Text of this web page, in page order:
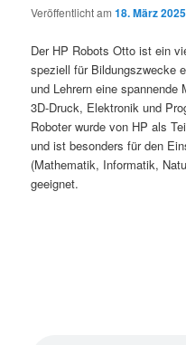
Veröffentlicht am18. März 2025
Der HP Robots Otto ist ein
speziell für Bildungszwecke
und Lehrern eine
3D-Druck, Elektronik und
Roboter wurde von HP als
und ist besonders für den
(Mathematik, Informatik,
geeignet.